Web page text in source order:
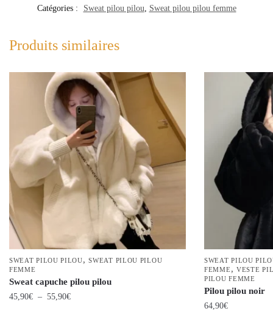
Catégories :
Sweat pilou pilou, Sweat pilou pilou femme
Produits similaires
SWEAT PILOU PILOU,SWEAT PILOU PILOU
FEMME
Sweat capuche pilou pilou
45,90€ – 55,90€Plage
SWEAT PILOU
FEMME, VESTE
PILOU FEMME
Pilou pilou noir
64,90€